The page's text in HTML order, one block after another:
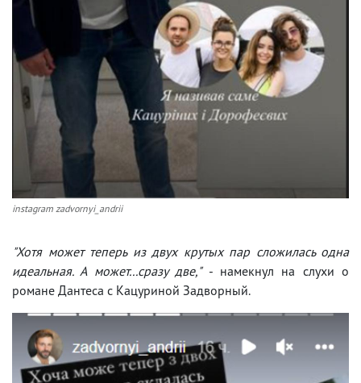
instagram zadvornyi_andrii
"Хотя может теперь из двух крутых пар сложилась одна
идеальная. А может...сразу две,"- намекнул на слухи о
романе Дантеса с Кацуриной Задворный.